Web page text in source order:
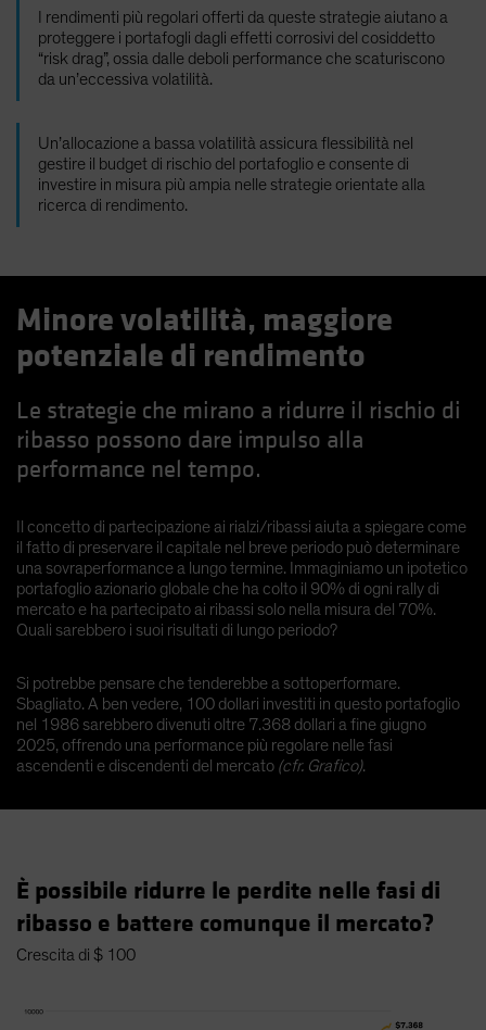
I rendimenti più regolari offerti da queste strategie aiutano a
proteggere i portafogli dagli effetti corrosivi del cosiddetto
“risk drag”, ossia dalle deboli performance che scaturiscono
da un’eccessiva volatilità.
Un’allocazione a bassa volatilità assicura flessibilità nel
gestire il budget di rischio del portafoglio e consente di
investire in misura più ampia nelle strategie orientate alla
ricerca di rendimento.
Minore volatilità, maggiore
potenziale di rendimento
Le strategie che mirano a ridurre il rischio di
ribasso possono dare impulso alla
performance nel tempo.
Il concetto di partecipazione ai rialzi/ribassi aiuta a spiegare come
il fatto di preservare il capitale nel breve periodo può determinare
una sovraperformance a lungo termine. Immaginiamo un ipotetico
portafoglio azionario globale che ha colto il 90% di ogni rally di
mercato e ha partecipato ai ribassi solo nella misura del 70%.
Quali sarebbero i suoi risultati di lungo periodo?
Si potrebbe pensare che tenderebbe a sottoperformare.
Sbagliato. A ben vedere, 100 dollari investiti in questo portafoglio
nel 1986 sarebbero divenuti oltre 7.368 dollari a fine giugno
2025, offrendo una performance più regolare nelle fasi
ascendenti e discendenti del mercato (cfr. Grafico).
È possibile ridurre le perdite nelle fasi di
ribasso e battere comunque il mercato?
Crescita di $ 100